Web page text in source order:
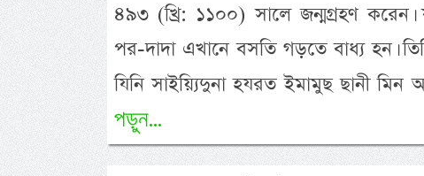
৪৯৩ (খ্রি: ১১০০) সালে জন্মগ্রহণ
পর-দাদা এখানে বসতি গড়তে বাধ্য হন।
যিনি সাইয়্যিদুনা হযরত ইমামুছ ছানী
পড়ুন...